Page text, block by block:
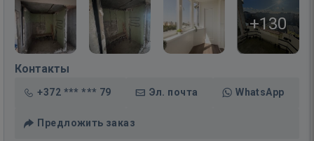
+130
Контакты
+372 *** *** 79 Эл. почта WhatsApp
Предложить заказ